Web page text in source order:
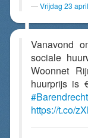
Vrijdag 23
Vanavond
sociale
Woonnet
huurprijs is
#Barendrecht
https://t.co/